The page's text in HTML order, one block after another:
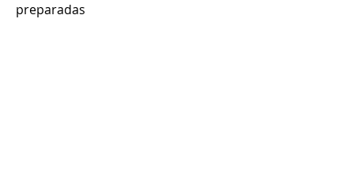
preparadas